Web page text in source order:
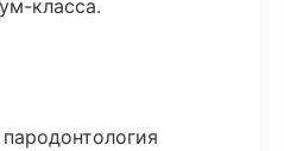
класса.